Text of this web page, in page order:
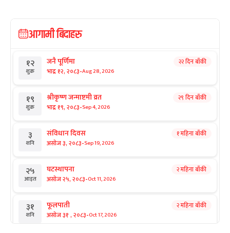
आगामी बिदाहरु
१२
शुक्र
जनै पूर्णिमा
भाद्र १२, २०८३-Aug 28, 2026
२२ दिन बाँकी
१९
शुक्र
श्रीकृष्ण जन्माष्टमी व्रत
भाद्र १९, २०८३-Sep 4, 2026
२९ दिन बाँकी
३
शनि
संविधान दिवस
असोज ३, २०८३-Sep 19, 2026
१ महिना बाँकी
२५
आइत
घटस्थापना
असोज २५, २०८३-Oct 11, 2026
२ महिना बाँकी
३१
शनि
फूलपाती
असोज ३१ , २०८३-Oct 17, 2026
२ महिना बाँकी